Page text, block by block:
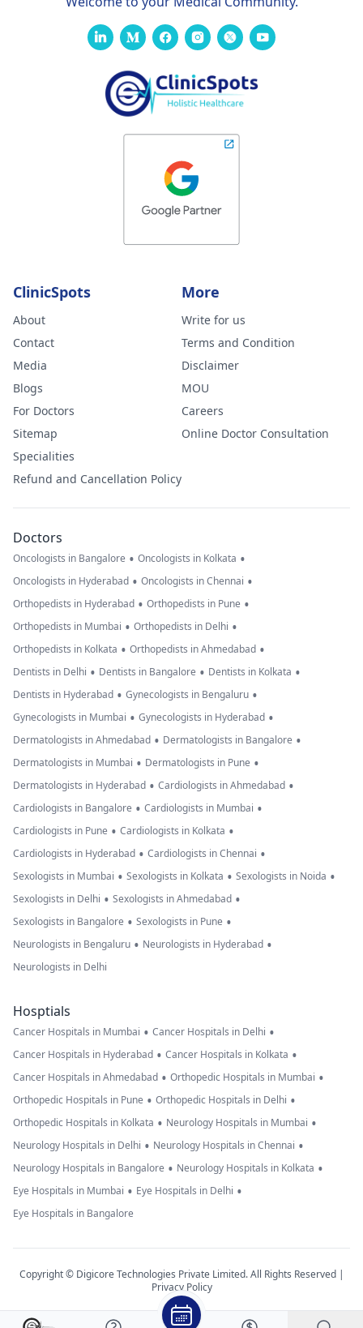
ClinicSpots
About
Contact
Media
Blogs
For Doctors
Sitemap
Specialities
Refund and Cancellation Policy
More
Write for us
Terms and Condition
Disclaimer
MOU
Careers
Online Doctor Consultation
Doctors
Oncologists in Bangalore • Oncologists in Kolkata •
Oncologists in Hyderabad • Oncologists in Chennai •
Orthopedists in Hyderabad • Orthopedists in Pune •
Orthopedists in Mumbai • Orthopedists in Delhi •
Orthopedists in Kolkata • Orthopedists in Ahmedabad •
Dentists in Delhi • Dentists in Bangalore • Dentists in Kolkata •
Dentists in Hyderabad • Gynecologists in Bengaluru •
Gynecologists in Mumbai • Gynecologists in Hyderabad •
Dermatologists in Ahmedabad • Dermatologists in Bangalore •
Dermatologists in Mumbai • Dermatologists in Pune •
Dermatologists in Hyderabad • Cardiologists in Ahmedabad •
Cardiologists in Bangalore • Cardiologists in Mumbai •
Cardiologists in Pune • Cardiologists in Kolkata •
Cardiologists in Hyderabad • Cardiologists in Chennai •
Sexologists in Mumbai • Sexologists in Kolkata • Sexologists in Noida •
Sexologists in Delhi • Sexologists in Ahmedabad •
Sexologists in Bangalore • Sexologists in Pune •
Neurologists in Bengaluru • Neurologists in Hyderabad •
Neurologists in Delhi
Hosptials
Cancer Hospitals in Mumbai • Cancer Hospitals in Delhi •
Cancer Hospitals in Hyderabad • Cancer Hospitals in Kolkata •
Cancer Hospitals in Ahmedabad • Orthopedic Hospitals in Mumbai •
Orthopedic Hospitals in Pune • Orthopedic Hospitals in Delhi •
Orthopedic Hospitals in Kolkata • Neurology Hospitals in Mumbai •
Neurology Hospitals in Delhi • Neurology Hospitals in Chennai •
Neurology Hospitals in Bangalore • Neurology Hospitals in Kolkata •
Eye Hospitals in Mumbai • Eye Hospitals in Delhi •
Eye Hospitals in Bangalore
Copyright © Digicore Technologies Private Limited. All Rights Reserved |
Privacy Policy